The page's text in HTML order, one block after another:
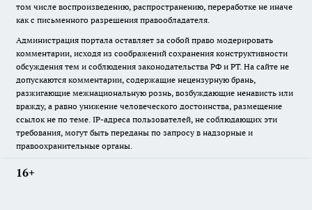
том числе воспроизведению, распространению, переработке не иначе
как с письменного разрешения правообладателя.
Администрация портала оставляет за собой право модерировать
комментарии, исходя из соображений сохранения конструктивности
обсуждения тем и соблюдения законодательства РФ и РТ. На сайте не
допускаются комментарии, содержащие нецензурную брань,
разжигающие межнациональную рознь, возбуждающие ненависть или
вражду, а равно унижение человеческого достоинства, размещение
ссылок не по теме. IP-адреса пользователей, не соблюдающих эти
требования, могут быть переданы по запросу в надзорные и
правоохранительные органы.
16+